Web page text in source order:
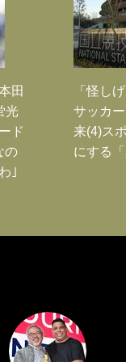
田
光
ド
の
｣
「怪し
サッカ
来(4)ス
にする